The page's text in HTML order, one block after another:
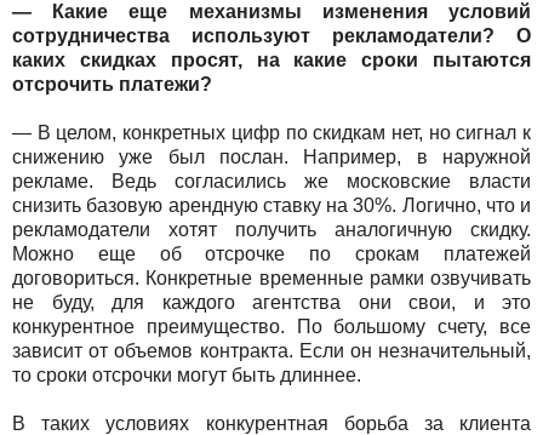
— Какие еще механизмы изменения условий
сотрудничества используют рекламодатели? О
каких скидках просят, на какие сроки пытаются
отсрочить платежи?
— В целом, конкретных цифр по скидкам нет, но сигнал к
снижению уже был послан. Например, в наружной
рекламе. Ведь согласились же московские власти
снизить базовую арендную ставку на 30%. Логично, что и
рекламодатели хотят получить аналогичную скидку.
Можно еще об отсрочке по срокам платежей
договориться. Конкретные временные рамки озвучивать
не буду, для каждого агентства они свои, и это
конкурентное преимущество. По большому счету, все
зависит от объемов контракта. Если он незначительный,
то сроки отсрочки могут быть длиннее.
В таких условиях конкурентная борьба за клиента